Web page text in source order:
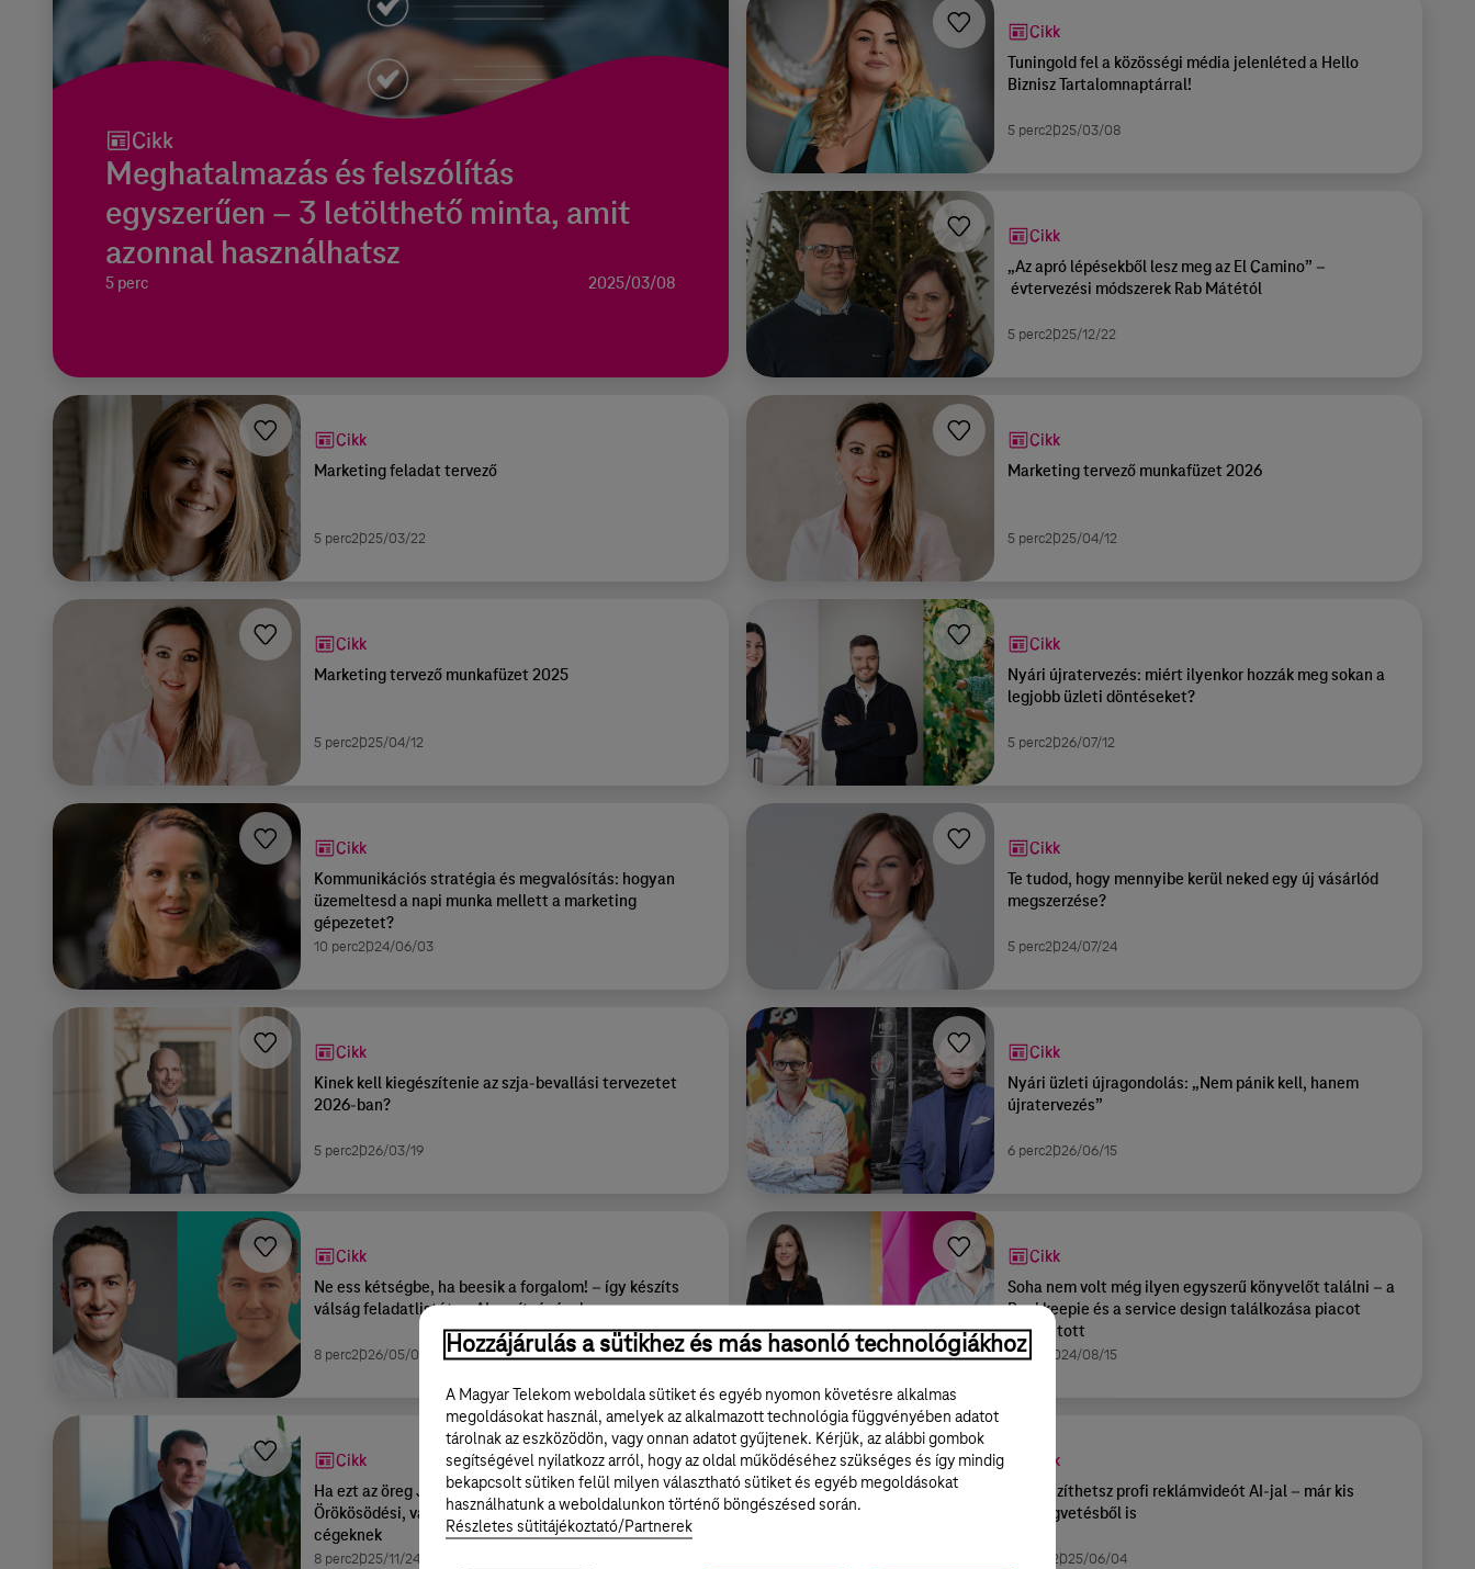
Cikk
Meghatalmazás és felszólítás
egyszerűen – 3 letölthető minta, amit
azonnal használhatsz
5 perc 2025/03/08
Cikk
Tuningold fel a közösségi média jelenléted a Hello
Biznisz Tartalomnaptárral!
5 perc2025/03/08
Cikk
„Az apró lépésekből lesz meg az El Camino” –
évtervezési módszerek Rab Mátétól
5 perc2025/12/22
Cikk
Marketing feladat tervező
5 perc2025/03/22
Cikk
Marketing tervező munkafüzet 2026
5 perc2025/04/12
Cikk
Marketing tervező munkafüzet 2025
5 perc2025/04/12
Cikk
Nyári újratervezés: miért ilyenkor hozzák meg sokan a
legjobb üzleti döntéseket?
5 perc2026/07/12
Cikk
Kommunikációs stratégia és megvalósítás: hogyan
üzemeltesd a napi munka mellett a marketing
gépezetet?
10 perc2024/06/03
Cikk
Te tudod, hogy mennyibe kerül neked egy új vásárlód
megszerzése?
5 perc2024/07/24
Cikk
Kinek kell kiegészítenie az szja-bevallási tervezetet
2026-ban?
5 perc2026/03/19
Cikk
Nyári üzleti újragondolás: „Nem pánik kell, hanem
újratervezés”
6 perc2026/06/15
Cikk
Ne ess kétségbe, ha beesik a forgalom! – így készíts
válság feladatlistát az AI segítségével
8 perc2026/05/05
Cikk
Soha nem volt még ilyen egyszerű könyvelőt találni – a
Bookkeepie és a service design találkozása piacot
robbantott
8 perc 2024/08/15
Cikk
Ha ezt az öreg Jock a Dallasban tudta volna....
Örökösödési, vagyontervezési fejtágító generációváltó
cégeknek
8 perc2025/11/24
Cikk
Így készíthetsz profi reklámvideót AI-jal – már kis
költségvetésből is
2025/06/04
Hozzájárulás a sütikhez és más hasonló technológiákhoz
A Magyar Telekom weboldala sütiket és egyéb nyomon követésre alkalmas
megoldásokat használ, amelyek az alkalmazott technológia függvényében adatot
tárolnak az eszközödön, vagy onnan adatot gyűjtenek. Kérjük, az alábbi gombok
segítségével nyilatkozz arról, hogy az oldal működéséhez szükséges és így mindig
bekapcsolt sütiken felül milyen választható sütiket és egyéb megoldásokat
használhatunk a weboldalunkon történő böngészésed során.
Részletes sütitájékoztató/Partnerek